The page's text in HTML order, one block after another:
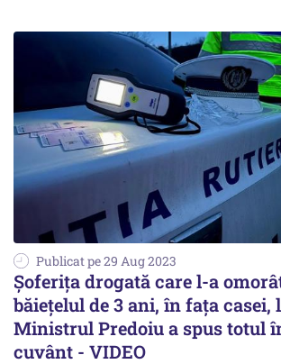
Publicat pe 29 Aug 2023
Șoferița drogată care l-a
băiețelul de 3 ani, în fața casei,
Ministrul Predoiu a spus totul
cuvânt - VIDEO